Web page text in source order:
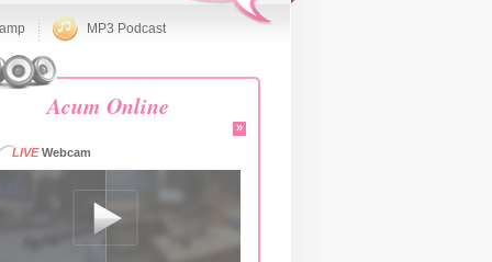
MP3 Podcast
Acum Online
»
LIVEWebcam